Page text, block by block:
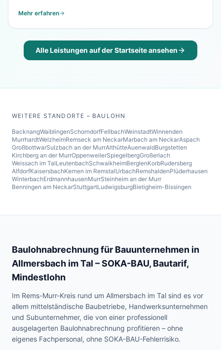
Mehr erfahren
Alle Leistungen auf der Startseite ansehen
WEITERE STANDORTE – BAULOHN
BacknangWaiblingenSchorndorfFellbachWeinstadtWinnenden
MurrhardtWelzheimRemseck am NeckarMarbach am NeckarAspach
GroßbottwarSulzbach an der MurrAlthütteAuenwaldBurgstetten
Kirchberg an der MurrOppenweilerSpiegelbergGroßerlach
Weissach im TalLeutenbachSchwaikheimBerglenKorbRudersberg
AlfdorfKaisersbachKernen im RemstalUrbachRemshaldenPlüderhausen
WinterbachErdmannhausenMurrSteinheim an der Murr
Benningen am NeckarStuttgartLudwigsburgBietigheim-Bissingen
Baulohnabrechnung für Bauunternehmen in
Allmersbach im Tal – SOKA-BAU, Bautarif,
Mindestlohn
Im Rems-Murr-Kreis rund um Allmersbach im Tal sind es vor
allem mittelständische Baubetriebe, Handwerksunternehmen
und Subunternehmer, die von einer professionell
ausgelagerten Baulohnabrechnung profitieren – ohne
eigenes Fachpersonal, ohne SOKA-BAU-Fehlerrisiko.